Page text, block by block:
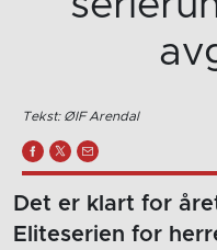
Tekst: ØIF Arendal
Det er klart for
Eliteserien for